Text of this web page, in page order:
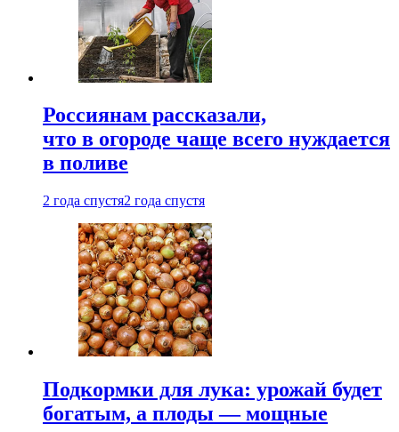
Россиянам рассказали,
что в огороде чаще всего нуждается
в поливе
2 года спустя2 года спустя
Подкормки для лука: урожай будет
богатым, а плоды — мощные